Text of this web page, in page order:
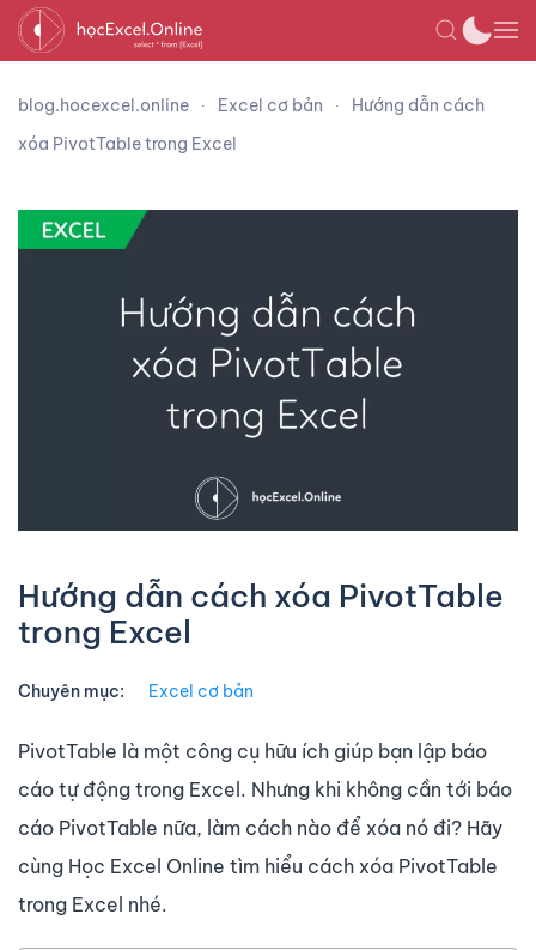
blog.hocexcel.online Excel cơ bản
Hướng dẫn cách
xóa PivotTable trong Excel
Hướng dẫn cách xóa PivotTable
trong Excel
Chuyên mục: Excel cơ bản
PivotTable là một công cụ hữu ích giúp bạn lập báo
cáo tự động trong Excel. Nhưng khi không cần tới báo
cáo PivotTable nữa, làm cách nào để xóa nó đi? Hãy
cùng Học Excel Online tìm hiểu cách xóa PivotTable
trong Excel nhé.